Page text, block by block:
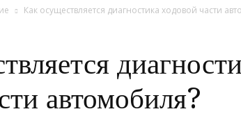
Как осуществляется диагностика ходовой части
автомобиля?